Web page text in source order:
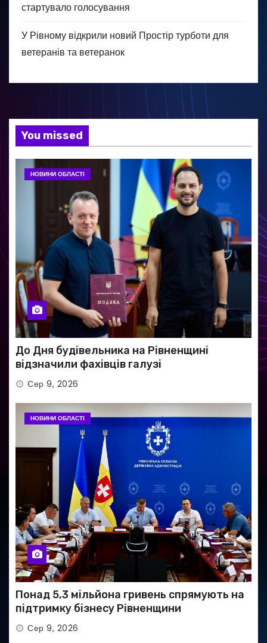
стартувало голосування
У Рівному відкрили новий Простір турботи для
ветеранів та ветеранок
You missed
НОВИНИ ОБЛАСТІ
До Дня будівельника на Рівненщині
відзначили фахівців галузі
Сер 9, 2026
НОВИНИ ОБЛАСТІ
Понад 5,3 мільйона гривень спрямують на
підтримку бізнесу Рівненщини
Сер 9, 2026